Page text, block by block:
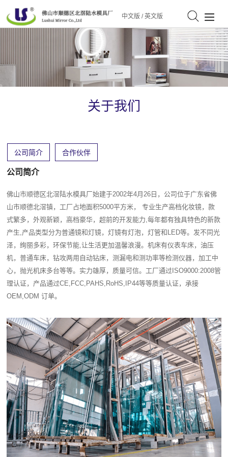
中文版 / 英文版
关于我们
公司简介 合作伙伴
公司简介
佛山市顺德区北滘陆水模具厂始建于2002年4月26日，公司位于广东省佛
山市顺德北滘镇，工厂占地面积5000平方米， 专业生产高档化妆镜，款
式繁多，外观新颖，高档豪华，超前的开发能力,每年都有独具特色的新款
产生,产品类型分为普通镜和灯镜，灯镜有灯泡，灯管和LED等。发不同光
泽，绚丽多彩，环保节能,让生活更加温馨浪漫。机床有仪表车床，油压
机，普通车床，钻攻两用自动钻床，测漏电和测功率等检测仪器，加工中
心，抛光机床多台等等。实力雄厚，质量可信。工厂通过ISO9000:2008管
理认证，产品通过CE,FCC,PAHS,RoHS,IP44等等质量认证，承接
OEM,ODM 订单。